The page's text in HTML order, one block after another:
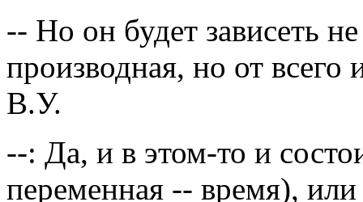
-- Но он будет зависеть
производная, но от всего
В.У.
--: Да, и в этом-то и
переменная -- время),